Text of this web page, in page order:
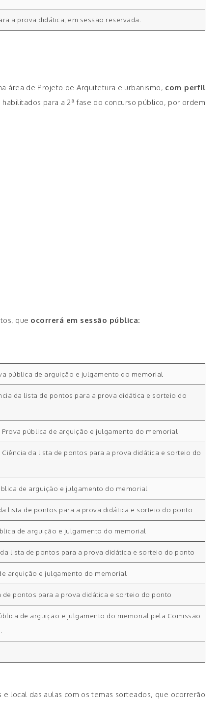
a prova didática, em sessão reservada.
área de Projeto de Arquitetura e urbanismo, com perfil
para a 2ª fase do concurso público, por ordem
que ocorrerá em sessão pública:
pública de arguição e julgamento do memorial
da lista de pontos para a prova didática e sorteio do
Prova pública de arguição e julgamento do memorial
Ciência da lista de pontos para a prova didática e sorteio do
de arguição e julgamento do memorial
lista de pontos para a prova didática e sorteio do ponto
de arguição e julgamento do memorial
lista de pontos para a prova didática e sorteio do ponto
arguição e julgamento do memorial
de pontos para a prova didática e sorteio do ponto
de arguição e julgamento do memorial pela Comissão
local das aulas com os temas sorteados, que ocorrerão